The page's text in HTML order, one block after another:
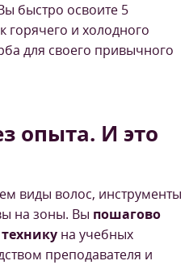
быстро освоите 5
горячего и холодного
для своего привычного
опыта. И это
виды волос, инструменты
на зоны. Вы пошагово
на учебных
преподавателя и